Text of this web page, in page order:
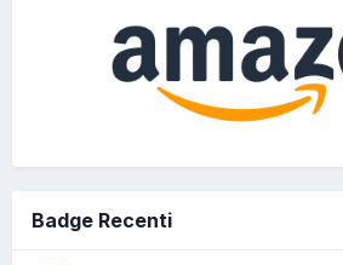
Badge Recenti